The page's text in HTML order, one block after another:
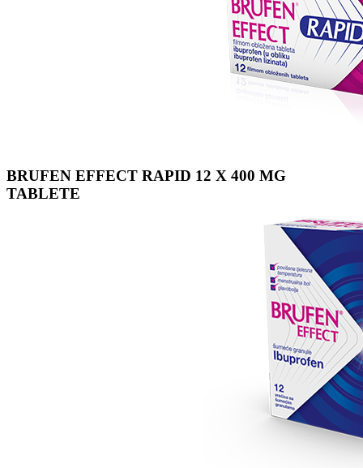
BRUFEN EFFECT RAPID 12 X 400 MG
TABLETE